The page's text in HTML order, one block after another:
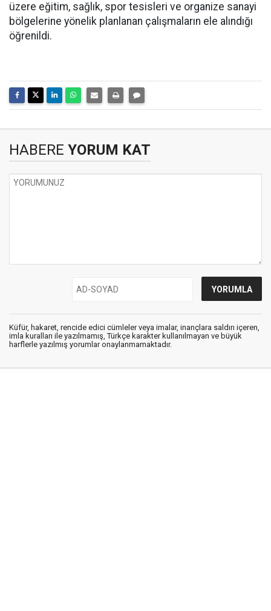
üzere eğitim, sağlık, spor tesisleri ve organize sanayi
bölgelerine yönelik planlanan çalışmaların ele alındığı
öğrenildi.
HABERE YORUM KAT
Küfür, hakaret, rencide edici cümleler veya imalar, inançlara saldırı içeren,
imla kuralları ile yazılmamış, Türkçe karakter kullanılmayan ve büyük
harflerle yazılmış yorumlar onaylanmamaktadır.